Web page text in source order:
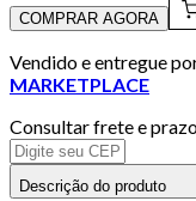
COMPRAR AGORA
Vendido e entregue
MARKETPLACE
Consultar frete e
Descrição do produto